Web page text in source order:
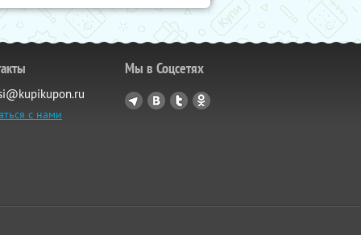
с нами
Мы в Соцсетях